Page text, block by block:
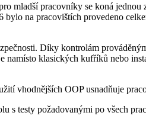
mladší pracovníky se koná jednou
na pracovištích provedeno
Díky kontrolám
namísto klasických kufříků nebo
vhodnějších OOP usnadňuje
s testy požadovanými po všech